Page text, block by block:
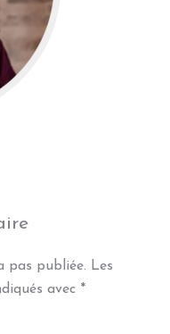
pas publiée. Les
avec *